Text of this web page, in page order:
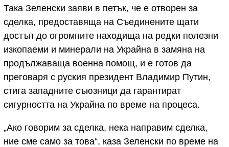
Така Зеленски заяви в петък, че е отворен за
сделка, предоставяща на Съединените щати
достъп до огромните находища на редки полезни
изкопаеми и минерали на Украйна в замяна на
продължаваща военна помощ, и е готов да
преговаря с руския президент Владимир Путин,
стига западните съюзници да гарантират
сигурността на Украйна по време на процеса.
„Ако говорим за сделка, нека направим сделка,
ние сме само за това“, каза Зеленски по време на